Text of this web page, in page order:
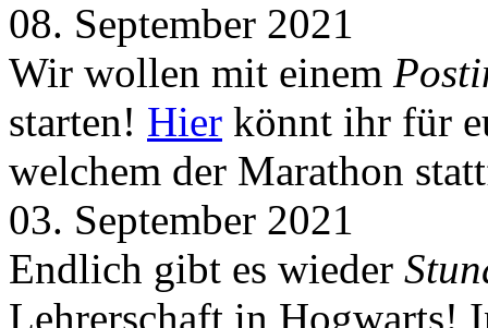
08. September 2021
Wir wollen mit einem
starten! Hier könnt ihr für
welchem der Marathon
03. September 2021
Endlich gibt es wieder
Lehrerschaft in Hogwarts!